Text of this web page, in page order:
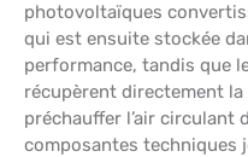
photovoltaïques
qui est ensuite stockée
performance, tandis que
récupèrent directement
préchauffer l’air circulant
composantes techniques